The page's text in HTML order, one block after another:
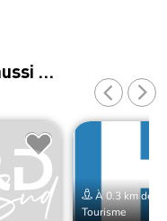
…
À 0.3 km de
Tourisme